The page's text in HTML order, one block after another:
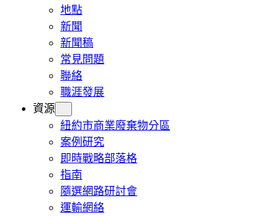
地點
新聞
新聞稿
常見問題
聯絡
職涯發展
資源
紐約市商業廢棄物分區
案例研究
即時戰略部落格
指南
隨選網路研討會
運輸網絡